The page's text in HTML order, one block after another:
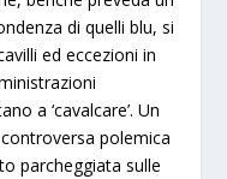
di quelli blu, si
ed eccezioni in
a ‘cavalcare’. Un
controversapolemica
parcheggiata sulle